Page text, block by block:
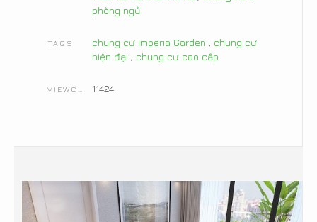
phòng ngủ
TAGS chung cư Imperia Garden , chung cư
hiện đại , chung cư cao cấp
11424